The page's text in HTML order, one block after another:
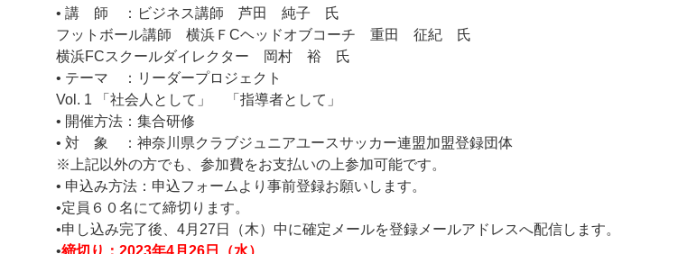
• 講 師 ：ビジネス講師 芦田 純子 氏
フットボール講師 横浜ＦCヘッドオブコーチ 重田 征紀 氏
横浜FCスクールダイレクター 岡村 裕 氏
• テーマ ：リーダープロジェクト
Vol. 1 「社会人として」 「指導者として」
• 開催方法：集合研修
• 対 象 ：神奈川県クラブジュニアユースサッカー連盟加盟登録団体
※上記以外の方でも、参加費をお支払いの上参加可能です。
• 申込み方法：申込フォームより事前登録お願いします。
•定員６０名にて締切ります。
•申し込み完了後、4月27日（木）中に確定メールを登録メールアドレスへ配信します。
•締切り：2023年4月26日（水）